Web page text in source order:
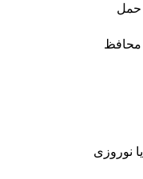
حمل
محافظ
نوروزی